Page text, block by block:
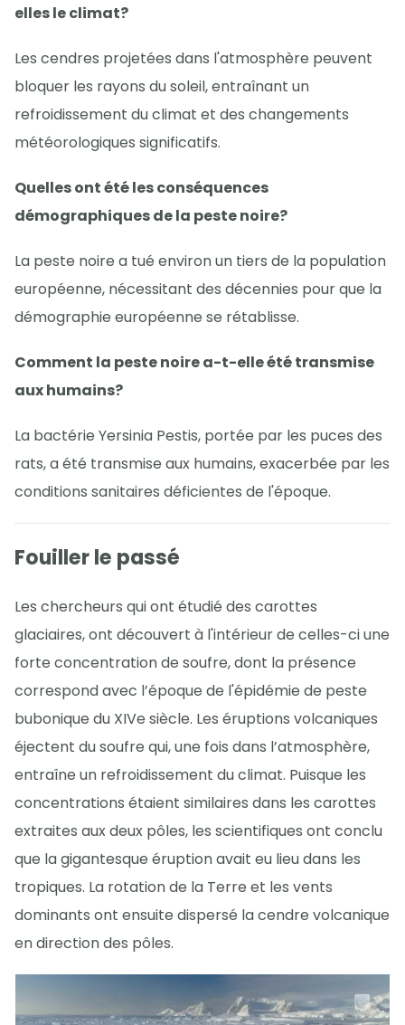
elles le climat?
Les cendres projetées dans l'atmosphère peuvent
bloquer les rayons du soleil, entraînant un
refroidissement du climat et des changements
météorologiques significatifs.
Quelles ont été les conséquences
démographiques de la peste noire?
La peste noire a tué environ un tiers de la population
européenne, nécessitant des décennies pour que la
démographie européenne se rétablisse.
Comment la peste noire a-t-elle été transmise
aux humains?
La bactérie Yersinia Pestis, portée par les puces des
rats, a été transmise aux humains, exacerbée par les
conditions sanitaires déficientes de l'époque.
Fouiller le passé
Les chercheurs qui ont étudié des carottes
glaciaires, ont découvert à l'intérieur de celles-ci une
forte concentration de soufre, dont la présence
correspond avec l’époque de l'épidémie de peste
bubonique du XIVe siècle. Les éruptions volcaniques
éjectent du soufre qui, une fois dans l’atmosphère,
entraîne un refroidissement du climat. Puisque les
concentrations étaient similaires dans les carottes
extraites aux deux pôles, les scientifiques ont conclu
que la gigantesque éruption avait eu lieu dans les
tropiques. La rotation de la Terre et les vents
dominants ont ensuite dispersé la cendre volcanique
en direction des pôles.